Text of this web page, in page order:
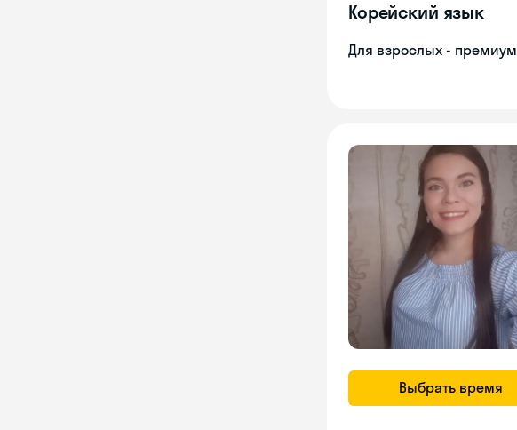
Корейский язык
Для взрослых - премиум
Выбрать время